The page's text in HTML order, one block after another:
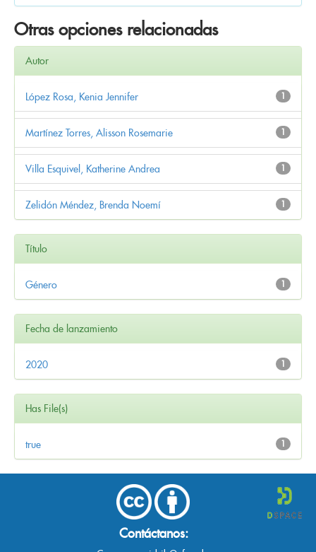
Otras opciones relacionadas
Autor
1
López Rosa, Kenia Jennifer
1
Martínez Torres, Alisson Rosemarie
1
Villa Esquivel, Katherine Andrea
1
Zelidón Méndez, Brenda Noemí
Título
1
Género
Fecha de lanzamiento
1
2020
Has File(s)
1
true
Contáctanos: